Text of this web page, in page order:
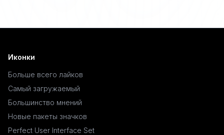
Иконки
Больше всего лайков
Самый загружаемый
Большинство мнений
Новые пакеты значков
Perfect User Interface Set